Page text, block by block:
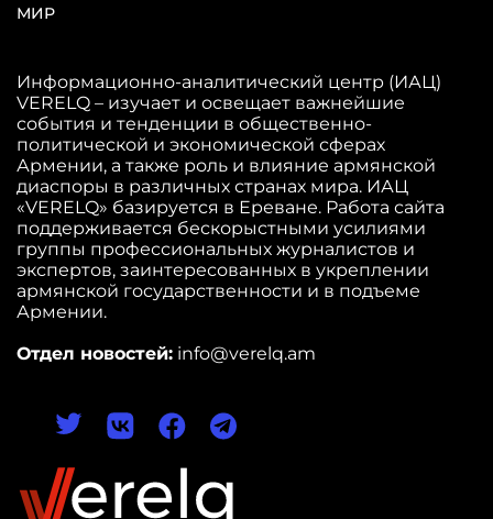
МИР
Информационно-аналитический центр (ИАЦ)
VERELQ – изучает и освещает важнейшие
события и тенденции в общественно-
политической и экономической сферах
Армении, а также роль и влияние армянской
диаспоры в различных странах мира. ИАЦ
«VERELQ» базируется в Ереване. Работа сайта
поддерживается бескорыстными усилиями
группы профессиональных журналистов и
экспертов, заинтересованных в укреплении
армянской государственности и в подъеме
Армении.
Отдел новостей: info@verelq.am